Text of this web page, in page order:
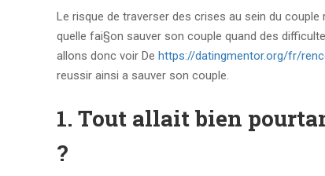
Le risque de traverser des crises au sein du
quelle fai§on sauver son couple quand des
allons donc voir De https://datingmentor.org/fr/
reussir ainsi a sauver son couple.
1. Tout allait bien
?